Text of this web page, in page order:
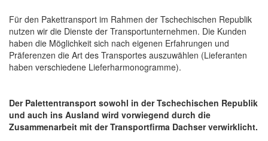
Für den Pakettransport im Rahmen der Tschechischen Republik
nutzen wir die Dienste der Transportunternehmen. Die Kunden
haben die Möglichkeit sich nach eigenen Erfahrungen und
Präferenzen die Art des Transportes auszuwählen (Lieferanten
haben verschiedene Lieferharmonogramme).
Der Palettentransport sowohl in der Tschechischen Republik
und auch ins Ausland wird vorwiegend durch die
Zusammenarbeit mit der Transportfirma Dachser verwirklicht.